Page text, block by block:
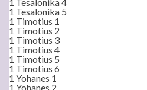
1 Tesalonika 5
1 Timotius 1
1 Timotius 2
1 Timotius 3
1 Timotius 4
1 Timotius 5
1 Timotius 6
1 Yohanes 1
1 Yohanes 2